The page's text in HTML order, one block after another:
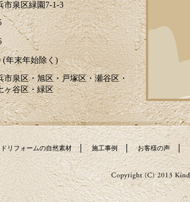
市泉区緑園7-1-3
(年末年始除く)
市泉区・旭区・戸塚区・瀬谷区・
ヶ谷区・緑区
リフォームの自然素材 施工事例 お客様の声